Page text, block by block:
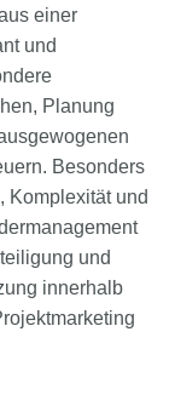
einer
und
Planung
Besonders
Komplexität und
und
innerhalb